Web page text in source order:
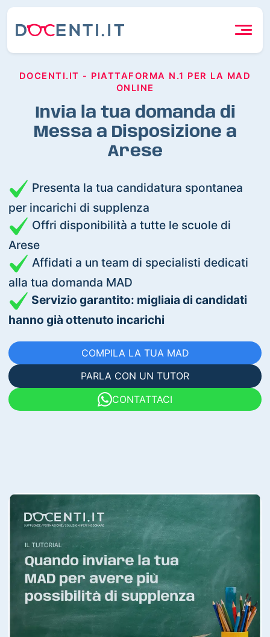
DOCENTI.IT - PIATTAFORMA N.1 PER LA MAD
ONLINE
Invia la tua domanda di
Messa a Disposizione a
Arese
Presenta la tua candidatura spontanea
per incarichi di supplenza
Offri disponibilità a tutte le scuole di
Arese
Affidati a un team di specialisti dedicati
alla tua domanda MAD
Servizio garantito: migliaia di candidati
hanno già ottenuto incarichi
COMPILA LA TUA MAD
PARLA CON UN TUTOR
CONTATTACI